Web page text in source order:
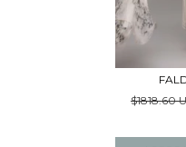
$1818.60